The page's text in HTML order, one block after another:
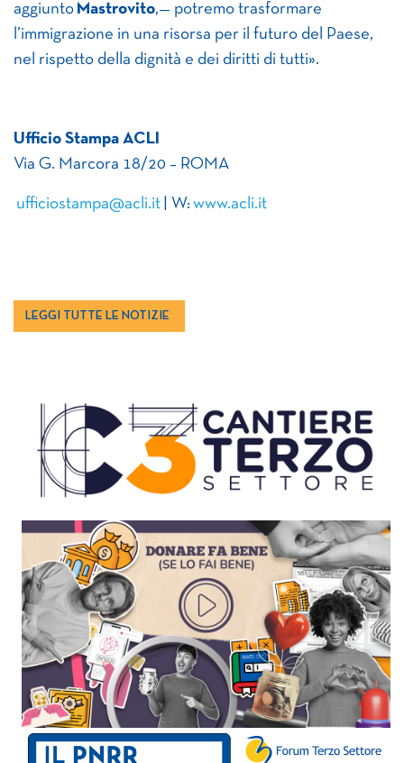
aggiunto Mastrovito,— potremo trasformare
l’immigrazione in una risorsa per il futuro del Paese,
nel rispetto della dignità e dei diritti di tutti».
Ufficio Stampa ACLI
Via G. Marcora 18/20 – ROMA
ufficiostampa@acli.it | W: www.acli.it
LEGGI TUTTE LE NOTIZIE